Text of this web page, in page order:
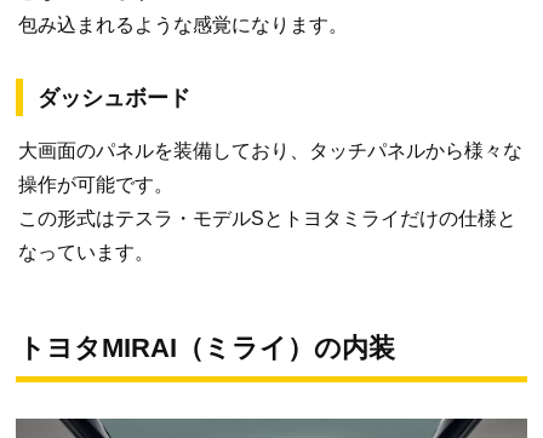
包み込まれるような感覚になります。
ダッシュボード
大画面のパネルを装備しており、タッチパネルから様々な
操作が可能です。
この形式はテスラ・モデルSとトヨタミライだけの仕様と
なっています。
トヨタMIRAI（ミライ）の内装